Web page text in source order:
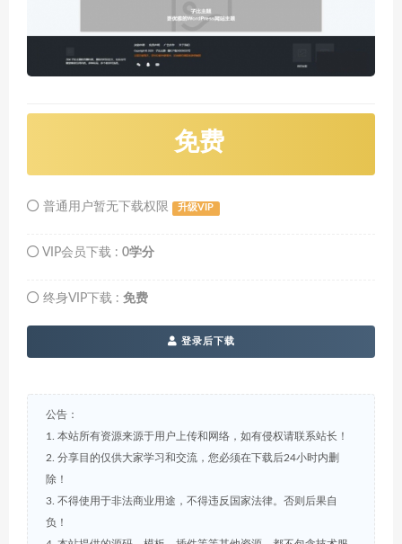
免费
普通用户暂无下载权限 升级VIP
VIP会员下载 : 0学分
终身VIP下载 : 免费
登录后下载
公告：
1. 本站所有资源来源于用户上传和网络，如有侵权请联系站长！
2. 分享目的仅供大家学习和交流，您必须在下载后24小时内删
除！
3. 不得使用于非法商业用途，不得违反国家法律。否则后果自
负！